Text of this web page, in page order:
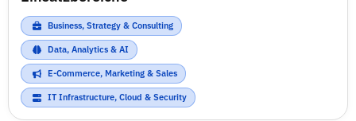
Business, Strategy & Consulting
Data, Analytics & AI
E-Commerce, Marketing & Sales
IT Infrastructure, Cloud & Security